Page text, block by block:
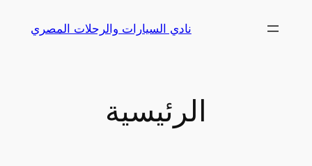
نادي السيارات والرحلات المصري
الرئيسية